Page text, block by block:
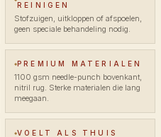
REINIGEN
Stofzuigen, uitkloppen of afspoelen,
geen speciale behandeling nodig.
PREMIUM MATERIALEN
1100 gsm needle-punch bovenkant,
nitril rug. Sterke materialen die lang
meegaan.
VOELT ALS THUIS